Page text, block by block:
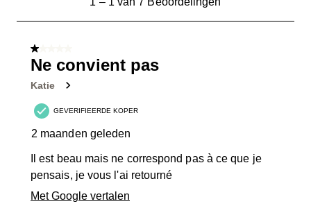
van
Beoordelingen.
1 van 5 sterren.
Ne convient pas
Katie
GEVERIFIEERDE KOPER
2 maanden geleden
Il est beau mais ne correspond pas à ce que je
pensais, je vous l'ai retourné
Met Google vertalen